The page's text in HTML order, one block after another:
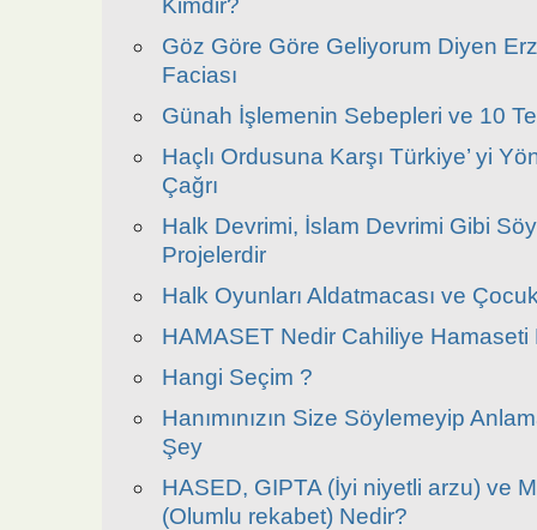
Kimdir?
Göz Göre Göre Geliyorum Diyen
Faciası
Günah İşlemenin Sebepleri ve 10
Haçlı Ordusuna Karşı Türkiye’ yi
Çağrı
Halk Devrimi, İslam Devrimi Gibi
Projelerdir
Halk Oyunları Aldatmacası ve
HAMASET Nedir Cahiliye Hamaseti
Hangi Seçim ?
Hanımınızın Size Söylemeyip
Şey
HASED, GIPTA (İyi niyetli arzu) ve
(Olumlu rekabet) Nedir?